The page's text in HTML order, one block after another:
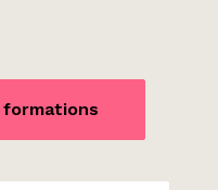
formations